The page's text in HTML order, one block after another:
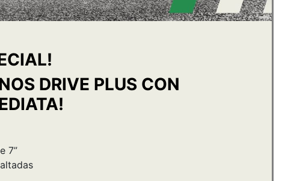
DRIVE PLUS CON
7”